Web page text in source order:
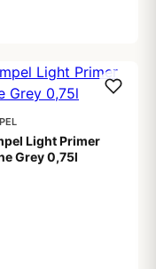
Light Primer
Grey 0,75l